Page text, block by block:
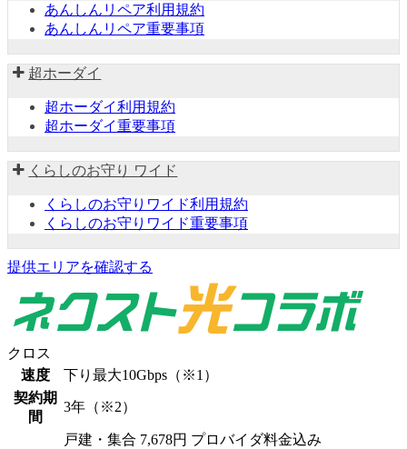
あんしんリペア利用規約
あんしんリペア重要事項
超ホーダイ
超ホーダイ利用規約
超ホーダイ重要事項
くらしのお守り ワイド
くらしのお守りワイド利用規約
くらしのお守りワイド重要事項
提供エリアを確認する
クロス
速度
下り最大10Gbps （※1）
契約期
間
3年 （※2）
戸建・集合 7,678円 プロバイダ料金込み